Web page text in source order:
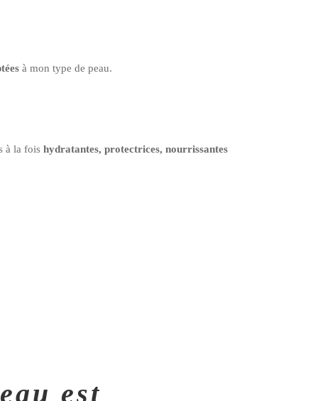
à mon type de peau.
à la fois hydratantes, protectrices, nourrissantes
est